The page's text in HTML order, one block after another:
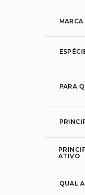
MARCA
PARA
ATIVO
QUAL